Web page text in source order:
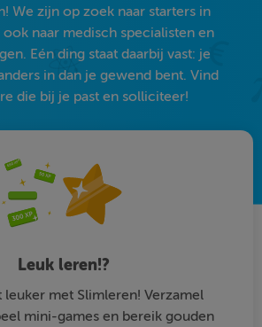
We zijn op zoek naar starters in
naar medisch specialisten en
Eén ding staat daarbij vast: je
in dan je gewend bent. Vind
die bij je past en solliciteer!
Leuk leren!?
leuker met Slimleren! Verzamel
mini-games en bereik gouden